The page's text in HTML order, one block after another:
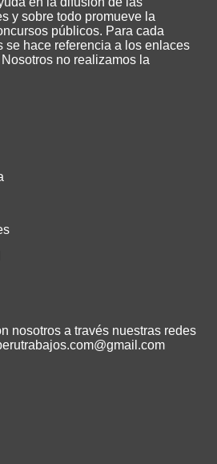
nosotros a través nuestras redes
y sobre todo promueve la
públicos. Para cada
se hace referencia a los enlaces
no realizamos la